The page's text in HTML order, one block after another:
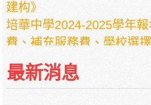
培華中學2024-2025學年報
費、補充服務費、學校選
項目
培華中學收費項目一覽表
停課通知
最新消息